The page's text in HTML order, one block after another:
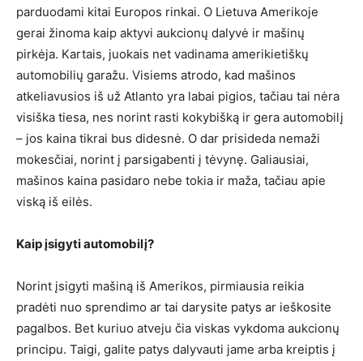
parduodami kitai Europos rinkai. O Lietuva Amerikoje
gerai žinoma kaip aktyvi aukcionų dalyvė ir mašinų
pirkėja. Kartais, juokais net vadinama amerikietiškų
automobilių garažu. Visiems atrodo, kad mašinos
atkeliavusios iš už Atlanto yra labai pigios, tačiau tai nėra
visiška tiesa, nes norint rasti kokybišką ir gera automobilį
– jos kaina tikrai bus didesnė. O dar prisideda nemaži
mokesčiai, norint į parsigabenti į tėvynę. Galiausiai,
mašinos kaina pasidaro nebe tokia ir maža, tačiau apie
viską iš eilės.
Kaip įsigyti automobilį?
Norint įsigyti mašiną iš Amerikos, pirmiausia reikia
pradėti nuo sprendimo ar tai darysite patys ar ieškosite
pagalbos. Bet kuriuo atveju čia viskas vykdoma aukcionų
principu. Taigi, galite patys dalyvauti jame arba kreiptis į